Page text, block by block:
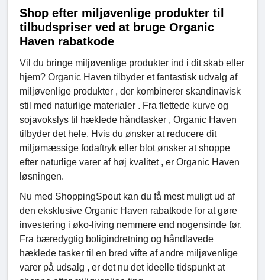
Shop efter miljøvenlige produkter til
tilbudspriser ved at bruge Organic
Haven rabatkode
Vil du bringe miljøvenlige produkter ind i dit skab eller
hjem? Organic Haven tilbyder et fantastisk udvalg af
miljøvenlige produkter , der kombinerer skandinavisk
stil med naturlige materialer . Fra flettede kurve og
sojavokslys til hæklede håndtasker , Organic Haven
tilbyder det hele. Hvis du ønsker at reducere dit
miljømæssige fodaftryk eller blot ønsker at shoppe
efter naturlige varer af høj kvalitet , er Organic Haven
løsningen.
Nu med ShoppingSpout kan du få mest muligt ud af
den eksklusive Organic Haven rabatkode for at gøre
investering i øko-living nemmere end nogensinde før.
Fra bæredygtig boligindretning og håndlavede
hæklede tasker til en bred vifte af andre miljøvenlige
varer på udsalg , er det nu det ideelle tidspunkt at